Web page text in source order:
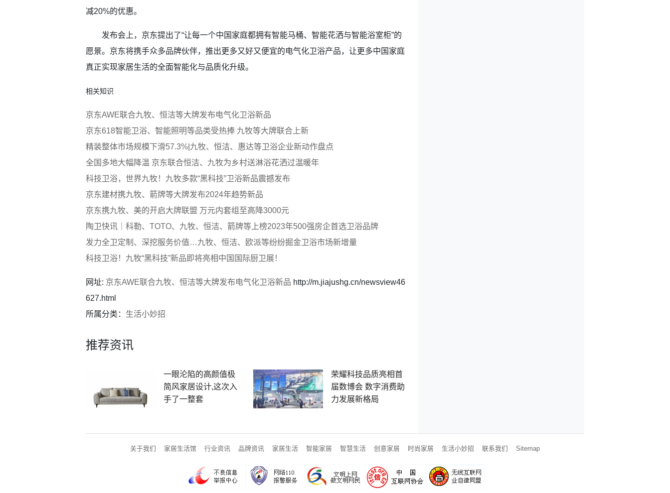
减20%的优惠。
发布会上，京东提出了“让每一个中国家庭都拥有智能马桶、智能花洒与智能浴室柜”的
愿景。京东将携手众多品牌伙伴，推出更多又好又便宜的电气化卫浴产品，让更多中国家庭
真正实现家居生活的全面智能化与品质化升级。
相关知识
京东AWE联合九牧、恒洁等大牌发布电气化卫浴新品
京东618智能卫浴、智能照明等品类受热捧 九牧等大牌联合上新
精装整体市场规模下滑57.3%|九牧、恒洁、惠达等卫浴企业新动作盘点
全国多地大幅降温 京东联合恒洁、九牧为乡村送淋浴花洒过温暖年
科技卫浴，世界九牧！九牧多款“黑科技”卫浴新品震撼发布
京东建材携九牧、箭牌等大牌发布2024年趋势新品
京东携九牧、美的开启大牌联盟 万元内套组至高降3000元
陶卫快讯｜科勒、TOTO、九牧、恒洁、箭牌等上榜2023年500强房企首选卫浴品牌
发力全卫定制、深挖服务价值…九牧、恒洁、欧派等纷纷掘金卫浴市场新增量
科技卫浴！九牧“黑科技”新品即将亮相中国国际厨卫展！
网址: 京东AWE联合九牧、恒洁等大牌发布电气化卫浴新品 http://m.jiajushg.cn/newsview46
627.html
所属分类： 生活小妙招
推荐资讯
一眼沦陷的高颜值极
简风家居设计,这次入
手了一整套
荣耀科技品质亮相首
届数博会 数字消费助
力发展新格局
关于我们 家居生活馆 行业资讯 品牌资讯 家居生活 智能家居 智慧生活 创意家居 时尚家居 生活小妙招 联系我们 Sitemap